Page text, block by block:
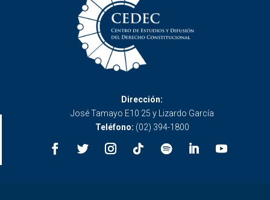
Dirección:
José Tamayo E10 25 y Lizardo García
Teléfono: (02) 394-1800